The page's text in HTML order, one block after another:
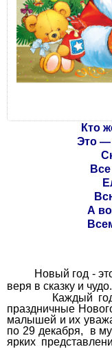
Кто
Это —
А
Новый год -
веря в сказку и чудо.
Каждый год в
праздничные
малышей и их
по 29 декабря, в
ярких